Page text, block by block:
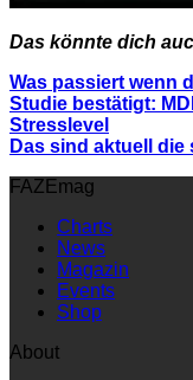
Das könnte dich
Was passiert wenn
Studie bestätigt:
Stresslevel
Das sind aktuell die
FAZEmag
Charts
News
Magazin
Events
Shop
About